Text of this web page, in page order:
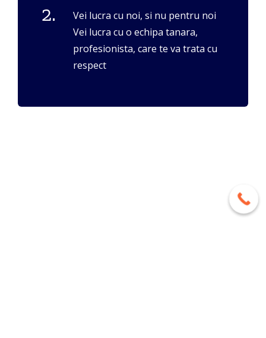
2.
Vei lucra cu noi, si nu pentru noi
Vei lucra cu o echipa tanara,
profesionista, care te va trata cu
respect